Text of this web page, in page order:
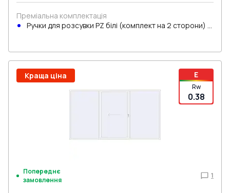
Преміальна комплектація
Ручки для розсувки PZ білі (комплект на 2 сторони) з
E
Rw
0.38
Краща ціна
Попереднє
замовлення
1